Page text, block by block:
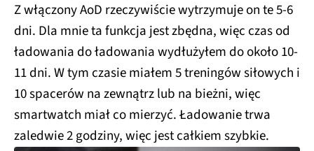
Z włączony AoD rzeczywiście wytrzymuje on te 5-6
dni. Dla mnie ta funkcja jest zbędna, więc czas od
ładowania do ładowania wydłużyłem do około 10-
11 dni. W tym czasie miałem 5 treningów siłowych i
10 spacerów na zewnątrz lub na bieżni, więc
smartwatch miał co mierzyć. Ładowanie trwa
zaledwie 2 godziny, więc jest całkiem szybkie.